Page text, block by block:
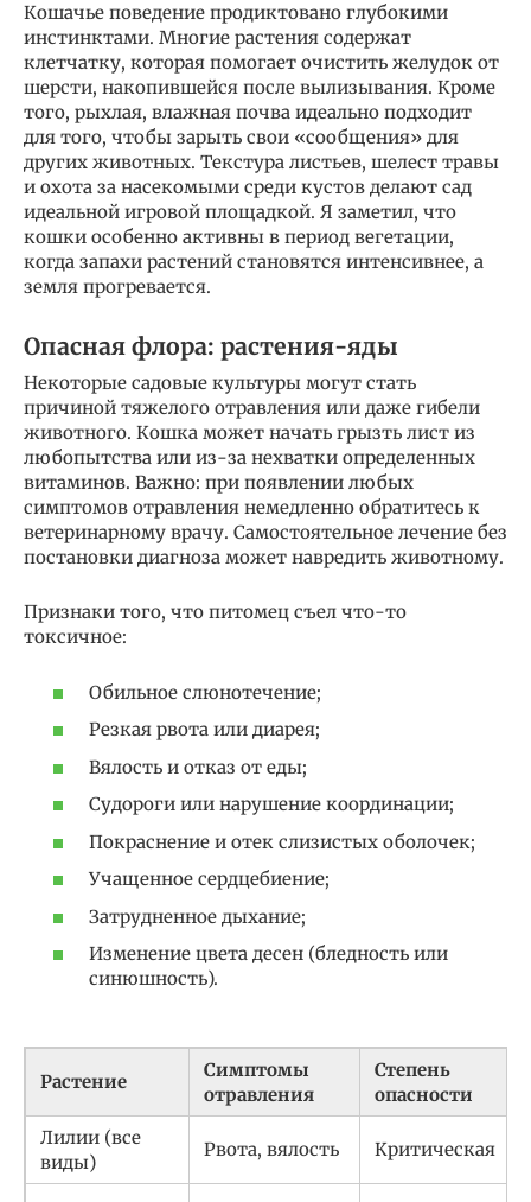
Кошачье поведение продиктовано глубокими
инстинктами. Многие растения содержат
клетчатку, которая помогает очистить желудок от
шерсти, накопившейся после вылизывания. Кроме
того, рыхлая, влажная почва идеально подходит
для того, чтобы зарыть свои «сообщения» для
других животных. Текстура листьев, шелест травы
и охота за насекомыми среди кустов делают сад
идеальной игровой площадкой. Я заметил, что
кошки особенно активны в период вегетации,
когда запахи растений становятся интенсивнее, а
земля прогревается.
Опасная флора: растения-яды
Некоторые садовые культуры могут стать
причиной тяжелого отравления или даже гибели
животного. Кошка может начать грызть лист из
любопытства или из-за нехватки определенных
витаминов. Важно: при появлении любых
симптомов отравления немедленно обратитесь к
ветеринарному врачу. Самостоятельное лечение без
постановки диагноза может навредить животному.
Признаки того, что питомец съел что-то
токсичное:
Обильное слюнотечение;
Резкая рвота или диарея;
Вялость и отказ от еды;
Судороги или нарушение координации;
Покраснение и отек слизистых оболочек;
Учащенное сердцебиение;
Затрудненное дыхание;
Изменение цвета десен (бледность или
синюшность).
Растение
Симптомы
отравления
Степень
опасности
Лилии (все
виды)
Рвота, вялость Критическая